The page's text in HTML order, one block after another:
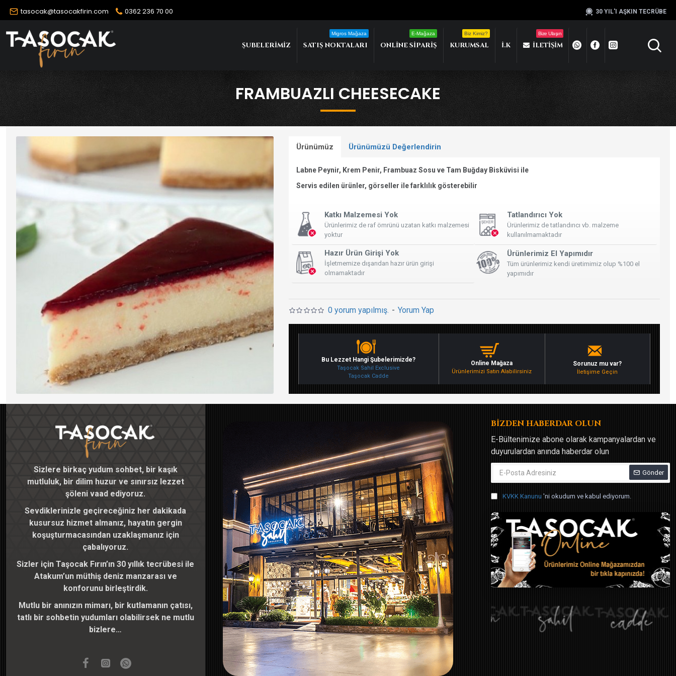
tasocak@tasocakfirin.com 0362 236 70 00 30 YIL'I AŞKIN TECRÜBE
ŞUBELERIMIZ SATIŞ NOKTALARI
Migros Mağaza
ONLINE SIPARIŞ
E-Mağaza
KURUMSAL
Biz Kimiz?
İ.K İLETIŞIM
Bize Ulaşın
FRAMBUAZLI CHEESECAKE
Katkı Malzemesi Yok
Ürünlerimiz de raf ömrünü uzatan katkı malzemesi
yoktur
Tatlandırıcı Yok
Ürünlerimiz de tatlandırıcı vb. malzeme
kullanılmamaktadır
Hazır Ürün Girişi Yok
İşletmemize dışarıdan hazır ürün girişi
olmamaktadır
Ürünlerimiz El Yapımıdır
Tüm ürünlerimiz kendi üretimimiz olup %100 el
yapımıdır
Ürünümüz Ürünümüzü Değerlendirin
Labne Peynir, Krem Penir, Frambuaz Sosu ve Tam Buğday Bisküvisi ile
Servis edilen ürünler, görseller ile farklılık gösterebilir
0 yorum yapılmış. - Yorum Yap
Bu Lezzet Hangi Şubelerimizde?
Taşocak Sahil Exclusive
Taşocak Cadde
Online Mağaza
Ürünlerimizi Satın Alabilirsiniz
Sorunuz mu var?
İletişime Geçin
Sizlere birkaç yudum sohbet, bir kaşık
mutluluk, bir dilim huzur ve sınırsız lezzet
şöleni vaad ediyoruz.
Sevdiklerinizle geçireceğiniz her dakikada
kusursuz hizmet almanız, hayatın gergin
koşuşturmacasından uzaklaşmanız için
çabalıyoruz.
Sizler için Taşocak Fırın’ın 30 yıllık tecrübesi ile
Atakum’un müthiş deniz manzarası ve
konforunu birleştirdik.
Mutlu bir anınızın mimarı, bir kutlamanın çatısı,
tatlı bir sohbetin yudumları olabilirsek ne mutlu
bizlere…
BİZDEN HABERDAR OLUN
E-Bültenimize abone olarak kampanyalardan ve
duyurulardan anında haberdar olun
Gönder
KVKK Kanunu 'ni okudum ve kabul ediyorum.